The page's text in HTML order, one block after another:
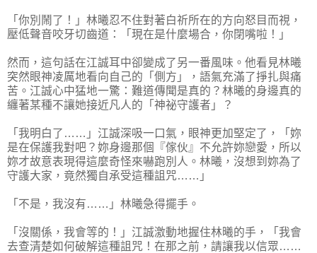
「你別鬧了！」林曦忍不住對著白祈所在的方向怒目而視，
壓低聲音咬牙切齒道：「現在是什麼場合，你閉嘴啦！」
然而，這句話在江誠耳中卻變成了另一番風味。他看見林曦
突然眼神凌厲地看向自己的「側方」，語氣充滿了掙扎與痛
苦。江誠心中猛地一驚：難道傳聞是真的？林曦的身邊真的
纏著某種不讓她接近凡人的「神祕守護者」？
「我明白了……」江誠深吸一口氣，眼神更加堅定了，「妳
是在保護我對吧？妳身邊那個『傢伙』不允許妳戀愛，所以
妳才故意表現得這麼奇怪來嚇跑別人。林曦，沒想到妳為了
守護大家，竟然獨自承受這種詛咒……」
「不是，我沒有……」林曦急得擺手。
「沒關係，我會等的！」江誠激動地握住林曦的手，「我會
去查清楚如何破解這種詛咒！在那之前，請讓我以信眾……